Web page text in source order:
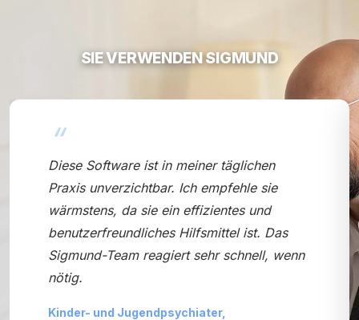
SIE VERWENDEN SIGMUND
Sigmund ist ein effizientes Tool, das die
administrativen Aufgaben vereinfacht.
Dieser virtuelle Sekretär sorgt dafür, dass
Patienten ihre Termine nicht vergessen, da
sie E-Mail-Erinnerungen erhalten. Die
Rechnungen werden automatisch erstellt,